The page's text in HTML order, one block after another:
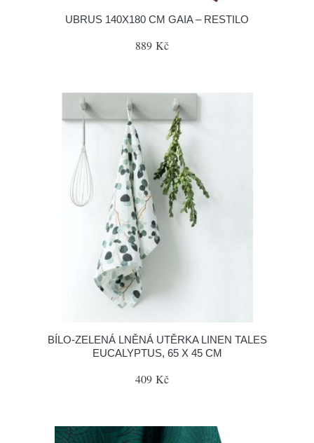
UBRUS 140X180 CM GAIA – RESTILO
889 Kč
BÍLO-ZELENÁ LNĚNÁ UTĚRKA LINEN TALES
EUCALYPTUS, 65 X 45 CM
409 Kč